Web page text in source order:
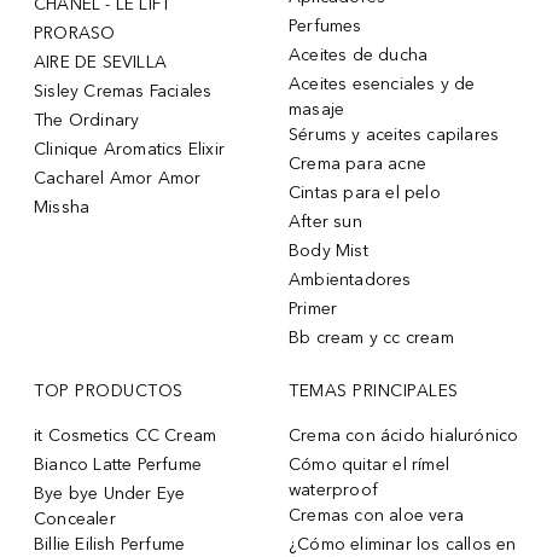
CHANEL - LE LIFT
PRORASO
AIRE DE SEVILLA
Sisley Cremas Faciales
The Ordinary
Clinique Aromatics Elixir
Cacharel Amor Amor
Missha
Perfumes
Aceites de ducha
Aceites esenciales y de
masaje
Sérums y aceites capilares
Crema para acne
Cintas para el pelo
After sun
Body Mist
Ambientadores
Primer
Bb cream y cc cream
TOP PRODUCTOS
it Cosmetics CC Cream
Bianco Latte Perfume
Bye bye Under Eye
Concealer
Billie Eilish Perfume
TEMAS PRINCIPALES
Crema con ácido hialurónico
Cómo quitar el rímel
waterproof
Cremas con aloe vera
¿Cómo eliminar los callos en